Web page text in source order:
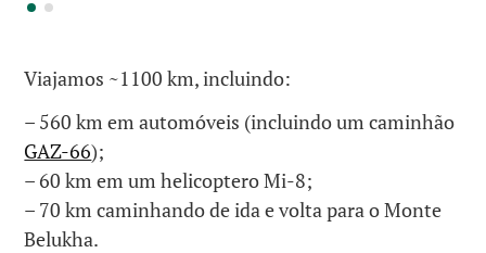
Viajamos ~1100 km, incluindo:
– 560 km em automóveis (incluindo um caminhão
GAZ-66);
– 60 km em um helicoptero Mi-8;
– 70 km caminhando de ida e volta para o Monte
Belukha.